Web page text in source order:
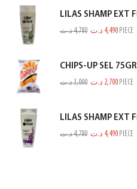
4,780د.ت 4,490 د.ت PIECE
CHIPS-UP SEL 75GR
3,000د.ت 2,700 د.ت PIECE
4,780د.ت 4,490 د.ت PIECE